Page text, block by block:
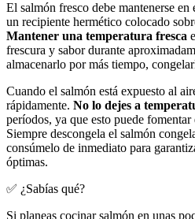
El salmón fresco debe mantenerse
un recipiente hermético colocado
Mantener una temperatura fresca
frescura y sabor durante
almacenarlo por más tiempo,
Cuando el salmón está expuesto al
rápidamente. No lo dejes a
períodos, ya que esto puede
Siempre descongela el salmón
consúmelo de inmediato para
óptimas.
✅ ¿Sabías qué?
Si planeas cocinar salmón en unas